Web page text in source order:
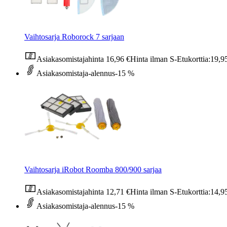
Vaihtosarja Roborock 7 sarjaan
Asiakasomistajahinta 16,96 €Hinta ilman S-Etukorttia:
Asiakasomistaja-alennus-15 %
Vaihtosarja iRobot Roomba 800/900 sarjaa
Asiakasomistajahinta 12,71 €Hinta ilman S-Etukorttia:
Asiakasomistaja-alennus-15 %